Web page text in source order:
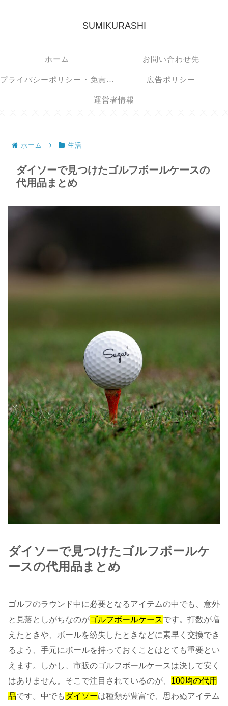
SUMIKURASHI
ホーム お問い合わせ先
プライバシーポリシー・免責事項 広告ポリシー
運営者情報
ホーム 生活
ダイソーで見つけたゴルフボールケースの
代用品まとめ
ダイソーで見つけたゴルフボールケ
ースの代用品まとめ
ゴルフのラウンド中に必要となるアイテムの中でも、意外
と見落としがちなのがゴルフボールケースです。打数が増
えたときや、ボールを紛失したときなどに素早く交換でき
るよう、手元にボールを持っておくことはとても重要とい
えます。しかし、市販のゴルフボールケースは決して安く
はありません。そこで注目されているのが、 100均の代用
品です。中でも ダイソーは種類が豊富で、思わぬアイテム